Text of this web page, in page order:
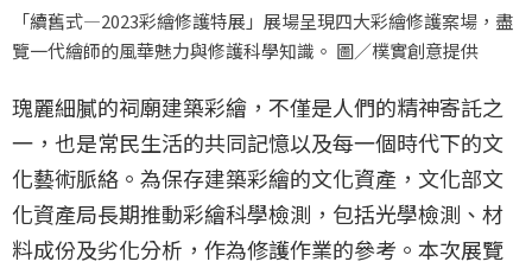
「續舊式—2023彩繪修護特展」展場呈現四大彩繪修護案場，盡
覽一代繪師的風華魅力與修護科學知識。 圖／樸實創意提供
瑰麗細膩的祠廟建築彩繪，不僅是人們的精神寄託之
一，也是常民生活的共同記憶以及每一個時代下的文
化藝術脈絡。為保存建築彩繪的文化資產，文化部文
化資產局長期推動彩繪科學檢測，包括光學檢測、材
料成份及劣化分析，作為修護作業的參考。本次展覽